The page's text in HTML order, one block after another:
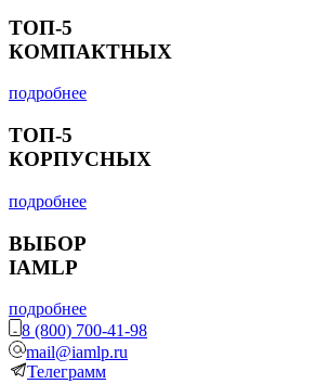
ТОП-5
КОМПАКТНЫХ
подробнее
ТОП-5
КОРПУСНЫХ
подробнее
ВЫБОР
IAMLP
подробнее
8 (800) 700-41-98
mail@iamlp.ru
Телеграмм